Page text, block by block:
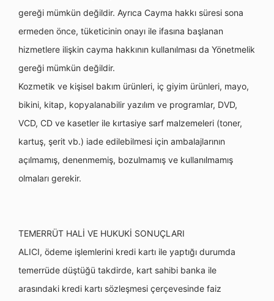
gereği mümkün değildir. Ayrıca Cayma hakkı süresi sona
ermeden önce, tüketicinin onayı ile ifasına başlanan
hizmetlere ilişkin cayma hakkının kullanılması da Yönetmelik
gereği mümkün değildir.
Kozmetik ve kişisel bakım ürünleri, iç giyim ürünleri, mayo,
bikini, kitap, kopyalanabilir yazılım ve programlar, DVD,
VCD, CD ve kasetler ile kırtasiye sarf malzemeleri (toner,
kartuş, şerit vb.) iade edilebilmesi için ambalajlarının
açılmamış, denenmemiş, bozulmamış ve kullanılmamış
olmaları gerekir.
TEMERRÜT HALİ VE HUKUKİ SONUÇLARI
ALICI, ödeme işlemlerini kredi kartı ile yaptığı durumda
temerrüde düştüğü takdirde, kart sahibi banka ile
arasındaki kredi kartı sözleşmesi çerçevesinde faiz